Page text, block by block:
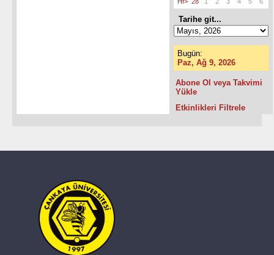
Tarihe git...
Bugün:
Paz, Ağ 9, 2026
Abone Ol veya Takvimi
Yükle
Etkinlikleri Filtrele